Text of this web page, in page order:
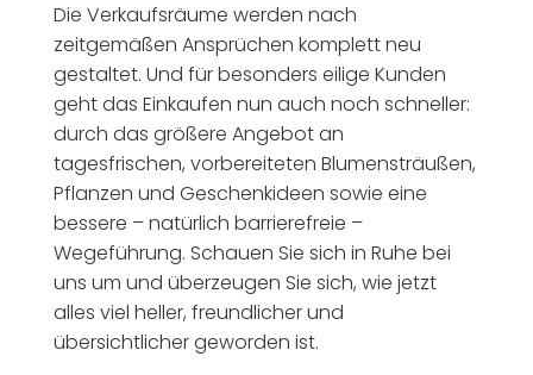
Die Verkaufsräume werden nach
zeitgemäßen Ansprüchen komplett neu
gestaltet. Und für besonders eilige Kunden
geht das Einkaufen nun auch noch schneller:
durch das größere Angebot an
tagesfrischen, vorbereiteten Blumensträußen,
Pflanzen und Geschenkideen sowie eine
bessere – natürlich barrierefreie –
Wegeführung. Schauen Sie sich in Ruhe bei
uns um und überzeugen Sie sich, wie jetzt
alles viel heller, freundlicher und
übersichtlicher geworden ist.